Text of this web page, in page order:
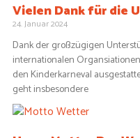
Vielen Dank für die
24. Januar 2024
Dank der großzügigen
internationalen
den Kinderkarneval
geht insbesondere